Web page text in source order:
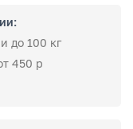
до 100 кг
450 р